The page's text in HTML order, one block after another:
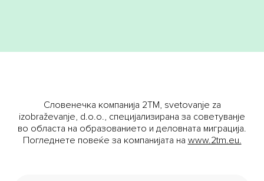
Словенечка компанија 2TM, svetovanje za
izobraževanje, d.o.o., специјализирана за советуванје
во областа на образованието и деловната миграција.
Погледнете повеќе за компанијата на www.2tm.eu.